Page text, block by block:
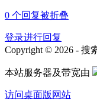
0 个回复被折叠
登录进行回复
Copyright © 2026 - 搜
本站服务器及带宽由
访问桌面版网站